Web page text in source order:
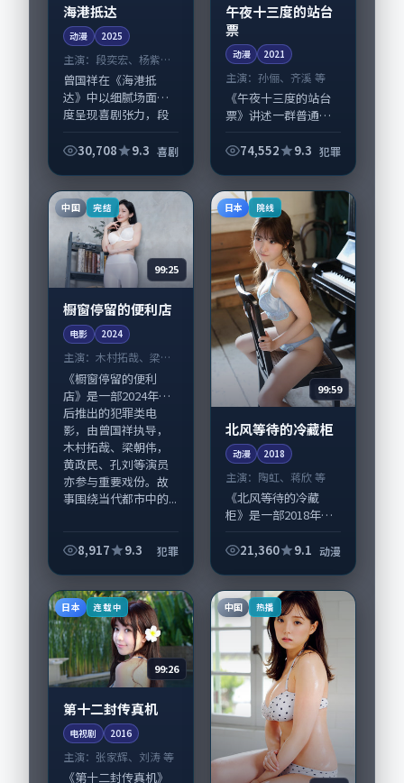
海港抵达
动漫 2025
主演： 段奕宏、杨紫琼
等
曾国祥在《海港抵
达》中以细腻场面调
度呈现喜剧张力，段
表演层次丰富。影片
2025-09-15纳...
30,708 9.3 喜剧
午夜十三度的站台
票
动漫 2021
主演：孙俪、齐溪 等
《午夜十三度的站台
票》讲述一群普通人
写人生轨迹的故事，
导演毕赣擅长留白叙
事，孙俪、齐溪的情...
74,552 9.3 犯罪
中国 完结
99:25
橱窗停留的便利店
电影 2024
主演： 木村拓哉、梁朝
伟 等
《橱窗停留的便利
店》是一部2024年前
后推出的犯罪类电
影，由曾国祥执导，
木村拓哉、梁朝伟，
黄政民、孔刘等演员
亦参与重要戏份。故
事围绕当代都市中的...
8,917 9.3 犯罪
日本 院线
99:59
北风等待的冷藏柜
动漫 2018
主演： 陶虹、蒋欣 等
《北风等待的冷藏
柜》是一部2018年前
漫，由黑泽清执导，
要戏份。故事围绕当
代都市中的抉择与救...
21,360 9.1 动漫
日本 连载中
99:26
第十二封传真机
电视剧 2016
主演： 张家辉、刘涛 等
《第十二封传真机》
中国 热播